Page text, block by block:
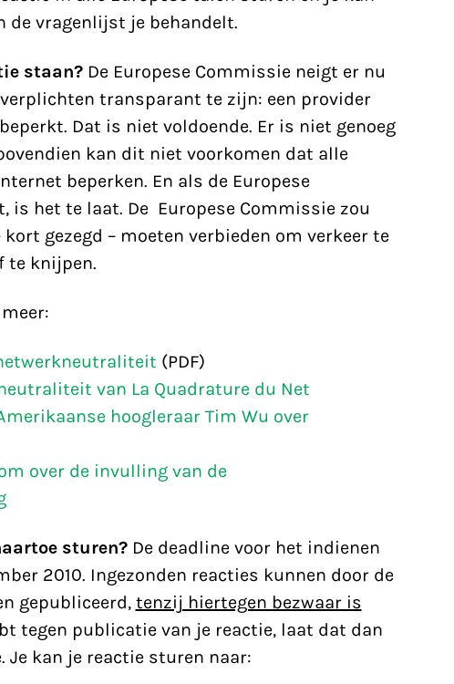
de vragenlijst je behandelt.
staan? De Europese Commissie neigt er nu
transparant te zijn: een provider
Dat is niet voldoende. Er is niet genoeg
kan dit niet voorkomen dat alle
beperken. En als de Europese
is het te laat. De Europese Commissie zou
gezegd – moeten verbieden om verkeer te
te knijpen.
(PDF)
van La Quadrature du Net
hoogleraar Tim Wu over
over de invulling van de
sturen? De deadline voor het indienen
2010. Ingezonden reacties kunnen door de
gepubliceerd, tenzij hiertegen bezwaar is
tegen publicatie van je reactie, laat dat dan
Je kan je reactie sturen naar: